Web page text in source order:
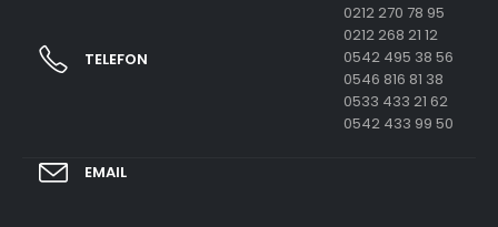
TELEFON
0212 270 78 95
0212 268 21 12
0542 495 38 56
0546 816 81 38
0533 433 21 62
0542 433 99 50
EMAIL